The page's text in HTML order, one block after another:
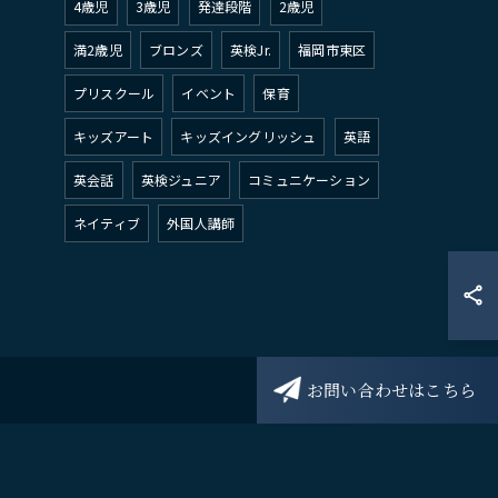
4歳児 3歳児 発達段階 2歳児
満2歳児 ブロンズ 英検Jr. 福岡市東区
プリスクール イベント 保育
キッズアート キッズイングリッシュ 英語
英会話 英検ジュニア コミュニケーション
ネイティブ 外国人講師
お問い合わせはこちら